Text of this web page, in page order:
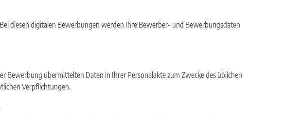
diesen digitalen Bewerbungen werden Ihre Bewerber- und Bewerbungsdaten
Bewerbung übermittelten Daten in Ihrer Personalakte zum Zwecke des üblichen
Verpflichtungen.